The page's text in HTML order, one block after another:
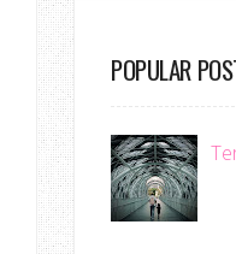
POPULAR